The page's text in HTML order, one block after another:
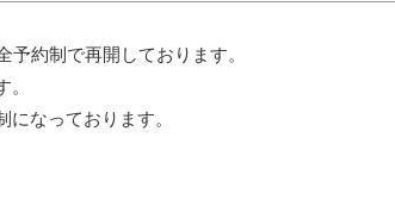
約制で再開しております。
なっております。